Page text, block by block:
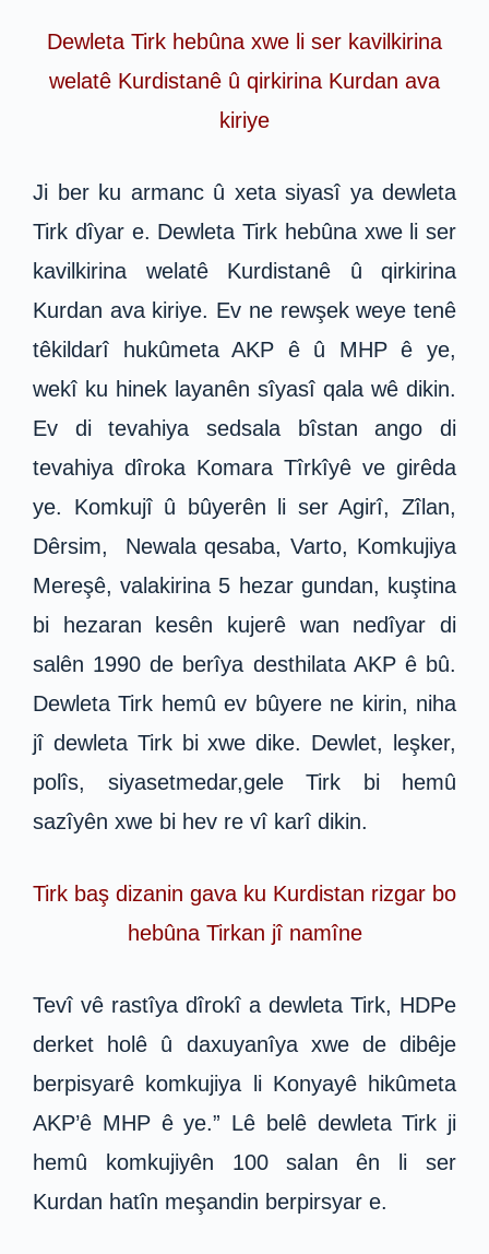
Dewleta Tirk hebûna xwe li ser kavilkirina
welatê Kurdistanê û qirkirina Kurdan ava
kiriye
Ji ber ku armanc û xeta siyasî ya dewleta
Tirk dîyar e. Dewleta Tirk hebûna xwe li ser
kavilkirina welatê Kurdistanê û qirkirina
Kurdan ava kiriye. Ev ne rewşek weye tenê
têkildarî hukûmeta AKP ê û MHP ê ye,
wekî ku hinek layanên sîyasî qala wê dikin.
Ev di tevahiya sedsala bîstan ango di
tevahiya dîroka Komara Tîrkîyê ve girêda
ye. Komkujî û bûyerên li ser Agirî, Zîlan,
Dêrsim, Newala qesaba, Varto, Komkujiya
Mereşê, valakirina 5 hezar gundan, kuştina
bi hezaran kesên kujerê wan nedîyar di
salên 1990 de berîya desthilata AKP ê bû.
Dewleta Tirk hemû ev bûyere ne kirin, niha
jî dewleta Tirk bi xwe dike. Dewlet, leşker,
polîs, siyasetmedar,gele Tirk bi hemû
sazîyên xwe bi hev re vî karî dikin.
Tirk baş dizanin gava ku Kurdistan rizgar bo
hebûna Tirkan jî namîne
Tevî vê rastîya dîrokî a dewleta Tirk, HDPe
derket holê û daxuyanîya xwe de dibêje
berpisyarê komkujiya li Konyayê hikûmeta
AKP’ê MHP ê ye.” Lê belê dewleta Tirk ji
hemû komkujiyên 100 salan ên li ser
Kurdan hatîn meşandin berpirsyar e.